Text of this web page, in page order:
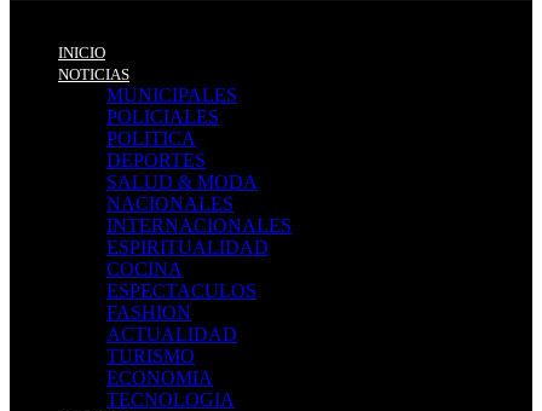
INICIO
NOTICIAS
MUNICIPALES
POLICIALES
POLITICA
DEPORTES
SALUD & MODA
NACIONALES
INTERNACIONALES
ESPIRITUALIDAD
COCINA
ESPECTACULOS
FASHION
ACTUALIDAD
TURISMO
ECONOMIA
TECNOLOGIA